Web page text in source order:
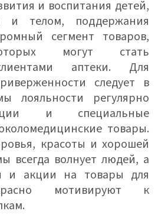
и воспитания детей,
и телом, поддержания
сегмент товаров,
могут стать
аптеки. Для
следует в
лояльности регулярно
и специальные
товары.
красоты и хорошей
всегда волнует людей, а
и акции на товары для
мотивируют к